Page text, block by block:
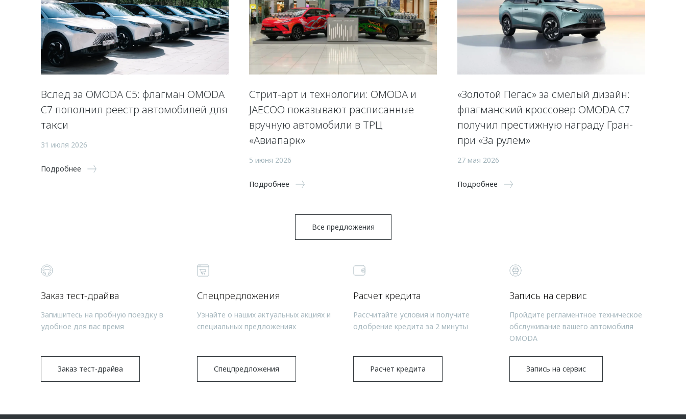
Вслед за OMODA C5: флагман OMODA
C7 пополнил реестр автомобилей для
такси
31 июля 2026
Подробнее
Стрит-арт и технологии: OMODA и
JAECOO показывают расписанные
вручную автомобили в ТРЦ
«Авиапарк»
5 июня 2026
Подробнее
«Золотой Пегас» за смелый дизайн:
флагманский кроссовер OMODA C7
получил престижную награду Гран-
при «За рулем»
27 мая 2026
Подробнее
Все предложения
Заказ тест-драйва
Запишитесь на пробную поездку в
удобное для вас время
Заказ тест-драйва
Спецпредложения
Узнайте о наших актуальных акциях и
специальных предложениях
Спецпредложения
Расчет кредита
Рассчитайте условия и получите
одобрение кредита за 2 минуты
Расчет кредита
Запись на сервис
Пройдите регламентное техническое
обслуживание вашего автомобиля
OMODA
Запись на сервис